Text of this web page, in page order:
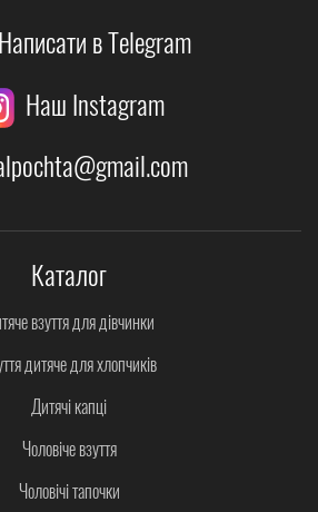
Написати в Telegram
Наш Instagram
Каталог
взуття для дівчинки
дитяче для хлопчиків
Дитячі капці
Чоловіче взуття
Чоловічі тапочки